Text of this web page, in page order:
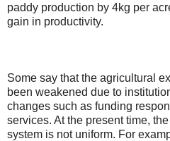
paddy production by 4kg per
gain in productivity.
Some say that the agricultural
been weakened due to
changes such as funding
services. At the present time,
system is not uniform. For